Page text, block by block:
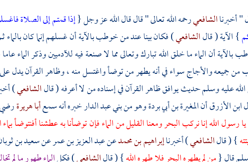
" أخبرناالشافعيرحمه الله تعالى " قال قال الله عز وجل {إذا قمتم إلى الصلاة
} الآية ( قالالشافعي) فكان بينا عند من خوطب بالآية أن غسلهم إنما كان بالماء
أن الماء ما خلق الله تبارك وتعالى مما لا صنعة فيه للآدميين وذكر الماء
من جميعه والأجاج سواء في أنه يطهر من توضأ واغتسل منه ، وظاهر القرآن يدل
عليه وسلم حديث يوافق ظاهر القرآن في إسناده من لا أعرفه ( قالالشافعي)
ابن الأزرقأنالمغيرة بن أبي بردةوهو منبني عبد الدارخبره أنه سمعأبا هريرة
الله إنا نركب البحر ومعنا القليل من الماء فإن توضأنا به عطشنا أفنتوضأ
} ( قالالشافعي) أخبرناإبراهيم بن محمدعنعبد العزيز بن عمرعنسعيد بن